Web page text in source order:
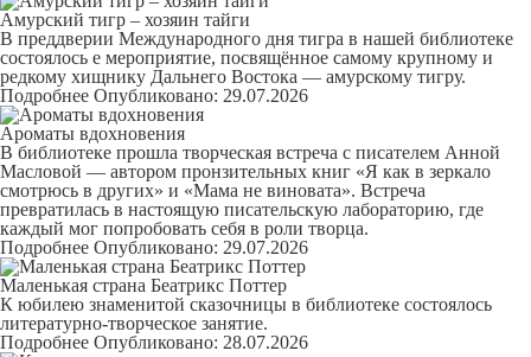
Амурский тигр – хозяин тайги
В преддверии Международного дня тигра в нашей библиотеке
состоялось е мероприятие, посвящённое самому крупному и
редкому хищнику Дальнего Востока — амурскому тигру.
Подробнее Опубликовано: 29.07.2026
Ароматы вдохновения
В библиотеке прошла творческая встреча с писателем Анной
Масловой — автором пронзительных книг «Я как в зеркало
смотрюсь в других» и «Мама не виновата». Встреча
превратилась в настоящую писательскую лабораторию, где
каждый мог попробовать себя в роли творца.
Подробнее Опубликовано: 29.07.2026
Маленькая страна Беатрикс Поттер
К юбилею знаменитой сказочницы в библиотеке состоялось
литературно-творческое занятие.
Подробнее Опубликовано: 28.07.2026